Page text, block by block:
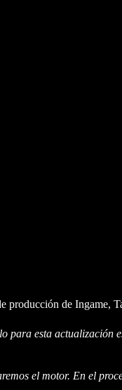
producción de Ingame,
para esta actualización
el motor. En el